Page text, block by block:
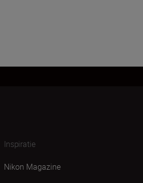
Inspiratie
Nikon Magazine